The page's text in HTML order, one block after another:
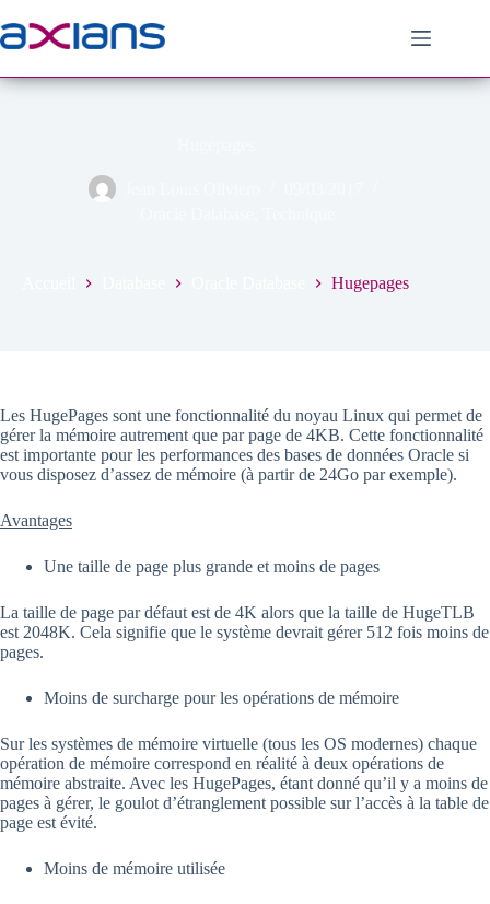
au
contenu
Hugepages
Les HugePages sont une fonctionnalité du noyau Linux qui permet de
gérer la mémoire autrement que par page de 4KB. Cette fonctionnalité
est importante pour les performances des bases de données Oracle si
vous disposez d’assez de mémoire (à partir de 24Go par exemple).
Avantages
Une taille de page plus grande et moins de pages
La taille de page par défaut est de 4K alors que la taille de HugeTLB
est 2048K. Cela signifie que le système devrait gérer 512 fois moins de
pages.
Moins de surcharge pour les opérations de mémoire
Sur les systèmes de mémoire virtuelle (tous les OS modernes) chaque
opération de mémoire correspond en réalité à deux opérations de
mémoire abstraite. Avec les HugePages, étant donné qu’il y a moins de
pages à gérer, le goulot d’étranglement possible sur l’accès à la table de
page est évité.
Moins de mémoire utilisée